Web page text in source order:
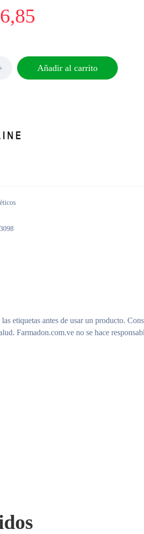
Añadir al carrito
etiquetas antes de usar un producto.
Farmadon.com.ve no se hace